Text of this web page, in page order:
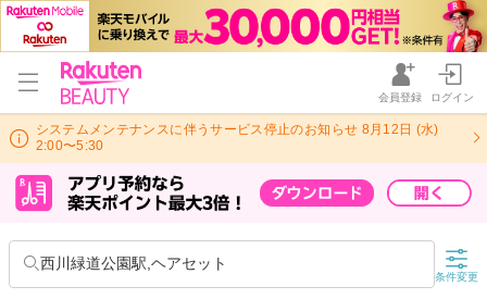
会員登録 ログイン
システムメンテナンスに伴うサービス停止のお知らせ 8月12日 (水)
2:00〜5:30
西川緑道公園駅,ヘアセット
条件変更